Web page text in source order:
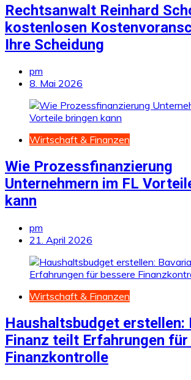
Rechtsanwalt Reinhard
kostenlosen
Ihre Scheidung
pm
8. Mai 2026
Wirtschaft & Finanzen
Wie Prozessfinanzierung
Unternehmern im FL
kann
pm
21. April 2026
Wirtschaft & Finanzen
Haushaltsbudget erstellen:
Finanz teilt Erfahrungen
Finanzkontrolle